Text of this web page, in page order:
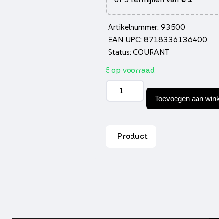
Artikelnummer: 93500
EAN UPC: 8718336136400
Status: COURANT
5 op voorraad
Sproeier
klein
nt
aantal
Toevoegen aan
Product